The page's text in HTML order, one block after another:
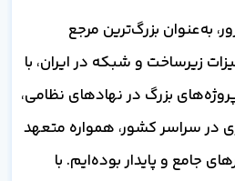
به‌عنوان بزرگ‌ترین مرجع
زیرساخت و شبکه در ایران، با
بزرگ در نهادهای نظامی،
در سراسر کشور، همواره متعهد
جامع و پایدار بوده‌ایم. با